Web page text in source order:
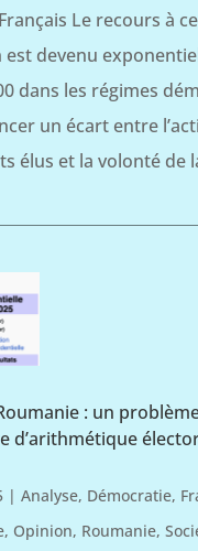
Le recours à
est devenu
dans les régimes
un écart entre
élus et la volonté de
: un
d’arithmétique
| Analyse, Démocratie,
, Opinion, Roumanie,